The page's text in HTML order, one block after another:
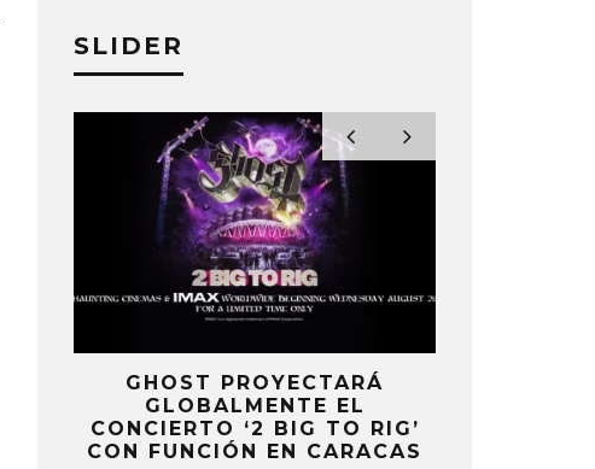
DAMNIFICADOS EN VENEZUELA
ELIZA PÉREZ 7 JULIO, 2026
SLIDER
GHOST PROYECTARÁ
GLOBALMENTE EL
CONCIERTO ‘2 BIG TO RIG’
CON FUNCIÓN EN CARACAS